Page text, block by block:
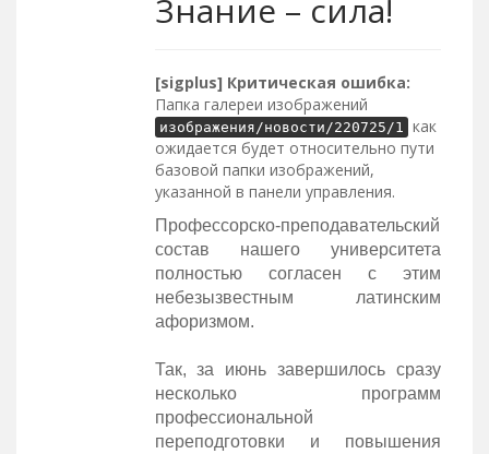
Знание – сила!
[sigplus] Критическая ошибка:
Папка галереи изображений
изображения/новости/220725/1 как
ожидается будет относительно пути
базовой папки изображений,
указанной в панели управления.
Профессорско-преподавательский
состав нашего университета
полностью согласен с этим
небезызвестным латинским
афоризмом.
Так, за июнь завершилось сразу
несколько программ
профессиональной
переподготовки и повышения